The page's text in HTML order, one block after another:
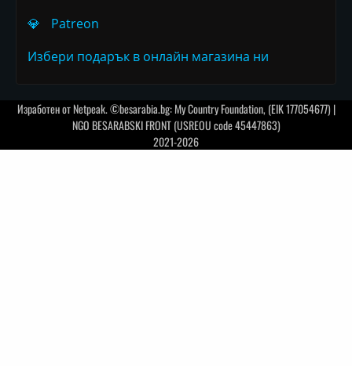
💎
Patreon
Избери подарък в онлайн магазина ни
Изработен отNetpeak. ©besarabia.bg: My Country Foundation, (EIK 177054677) |
NGO BESARABSKI FRONT (USREOU code 45447863)
2021-2026